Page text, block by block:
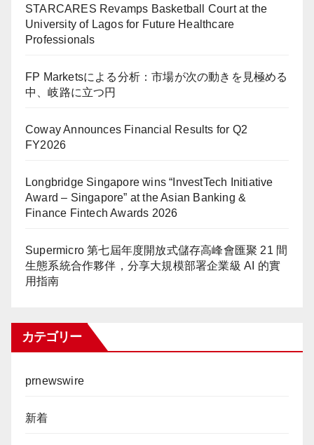
STARCARES Revamps Basketball Court at the
University of Lagos for Future Healthcare
Professionals
FP Marketsによる分析：市場が次の動きを見極める
中、岐路に立つ円
Coway Announces Financial Results for Q2
FY2026
Longbridge Singapore wins “InvestTech Initiative
Award – Singapore” at the Asian Banking &
Finance Fintech Awards 2026
Supermicro 第七屆年度開放式儲存高峰會匯聚 21 間
生態系統合作夥伴，分享大規模部署企業級 AI 的實
用指南
カテゴリー
prnewswire
新着